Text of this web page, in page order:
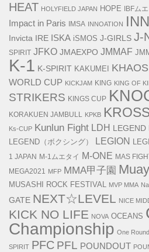
HEAT HOLYFIELD JAPAN HOPE IBFム
Impact in Paris IMSA INNOATION
Invicta IRE ISKA iSMOS J-GIRLS J-
SPIRIT JFKO JMAEXPO JMMAF
K-1 K-SPIRIT KAKUMEI KHAOS
WORLD CUP KICKJAM KING KING OF
STRIKERS KINGS CUP
KORAKUEN JAMBULL KPKB
Ks-CUP Kunlun Fight LDH LEGEND
LEGEND（ボクシング）
LEGION
1 JAPAN M-1ムエタイ M-ONE MAS
MEGA2021 MFP MMA甲子園
MUSASHI ROCK FESTIVAL MVP MMA
GATE NEXT☆LEVEL NICE
KICK NO LIFE NOVA OCEANS
Championship One Round
SPIRIT PFC PFL POUNDOUT